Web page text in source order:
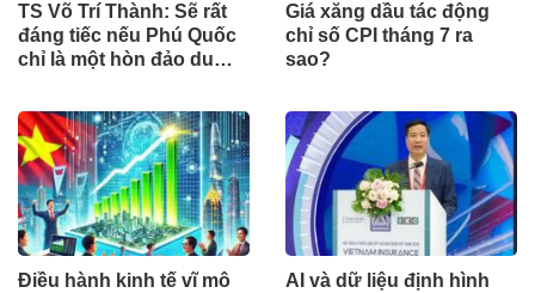
TS Võ Trí Thành: Sẽ rất
đáng tiếc nếu Phú Quốc
chỉ là một hòn đảo du
Giá xăng dầu tác động
chỉ số CPI tháng 7 ra
sao?
Điều hành kinh tế vĩ mô
AI và dữ liệu định hình